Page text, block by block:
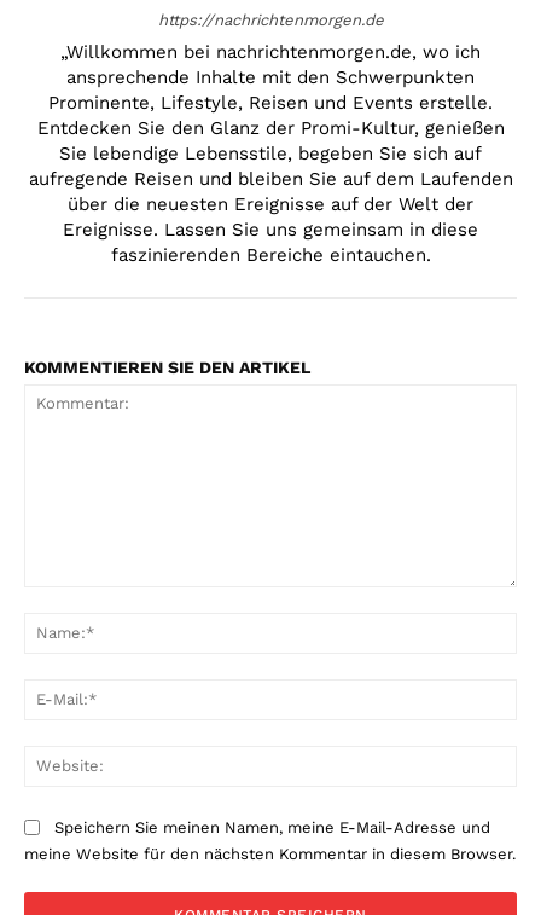
https://nachrichtenmorgen.de
„Willkommen bei nachrichtenmorgen.de, wo ich
ansprechende Inhalte mit den Schwerpunkten
Prominente, Lifestyle, Reisen und Events erstelle.
Entdecken Sie den Glanz der Promi-Kultur, genießen
Sie lebendige Lebensstile, begeben Sie sich auf
aufregende Reisen und bleiben Sie auf dem Laufenden
über die neuesten Ereignisse auf der Welt der
Ereignisse. Lassen Sie uns gemeinsam in diese
faszinierenden Bereiche eintauchen.
KOMMENTIEREN SIE DEN ARTIKEL
Speichern Sie meinen Namen, meine E-Mail-Adresse und
meine Website für den nächsten Kommentar in diesem Browser.